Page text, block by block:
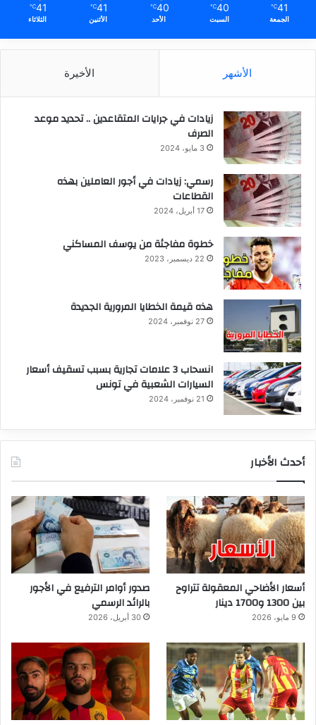
41
℃
الجمعة
40
℃
السبت
40
℃
الأحد
41
℃
الأثنين
41
℃
الثلاثاء
الأشهر الأخيرة
زيادات في جرايات المتقاعدين .. تحديد موعد
الصرف
3 مايو، 2024
رسمي: زيادات في أجور العاملين بهذه
القطاعات
17 أبريل، 2024
خطوة مفاجئة من يوسف المساكني
22 ديسمبر، 2023
هذه قيمة الخطايا المرورية الجديدة
27 نوفمبر، 2024
انسحاب 3 علامات تجارية بسبب تسقيف أسعار
السيارات الشعبية في تونس
21 نوفمبر، 2024
أحدث الأخبار
أسعار الأضاحي المعقولة تتراوح
بين 1300 و1700 دينار
9 مايو، 2026
صدور أوامر الترفيع في الأجور
بالرائد الرسمي
30 أبريل، 2026